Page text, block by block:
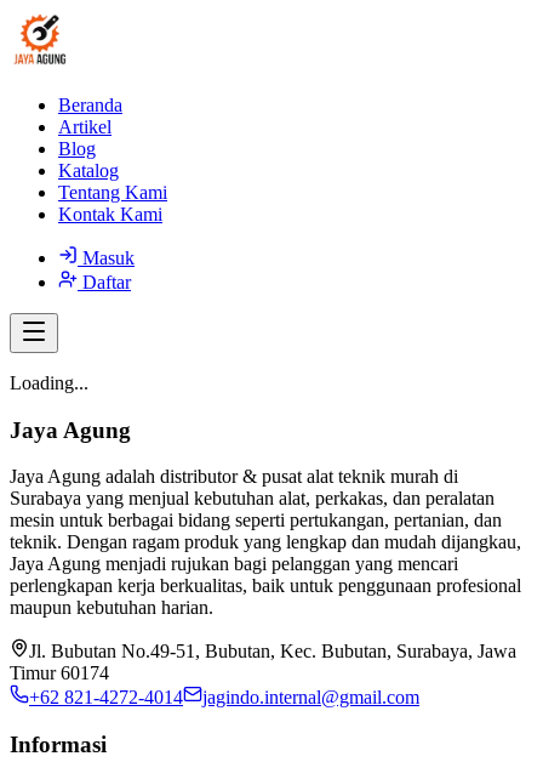
Beranda
Artikel
Blog
Katalog
Tentang Kami
Kontak Kami
Masuk
Daftar
Loading...
Jaya Agung
Jaya Agung adalah distributor & pusat alat teknik murah di
Surabaya yang menjual kebutuhan alat, perkakas, dan peralatan
mesin untuk berbagai bidang seperti pertukangan, pertanian, dan
teknik. Dengan ragam produk yang lengkap dan mudah dijangkau,
Jaya Agung menjadi rujukan bagi pelanggan yang mencari
perlengkapan kerja berkualitas, baik untuk penggunaan profesional
maupun kebutuhan harian.
Jl. Bubutan No.49-51, Bubutan, Kec. Bubutan, Surabaya, Jawa
Timur 60174
+62 821-4272-4014
jagindo.internal@gmail.com
Informasi